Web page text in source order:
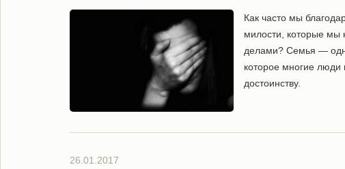
Как часто мы
милости, которые мы
делами? Семья —
которое многие люди
достоинству.
26.01.2017